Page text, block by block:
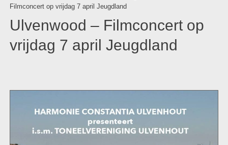
Filmconcert op vrijdag 7 april Jeugdland
Ulvenwood – Filmconcert op
vrijdag 7 april Jeugdland